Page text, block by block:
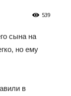
539
сына на
но ему
в